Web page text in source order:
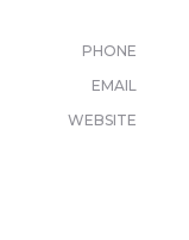
PHONE
EMAIL
WEBSITE